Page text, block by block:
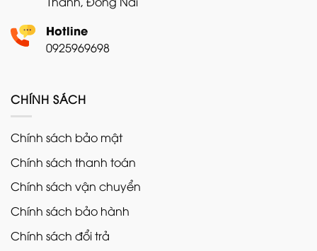
Hotline
0925969698
CHÍNH SÁCH
Chính sách bảo mật
Chính sách thanh toán
Chính sách vận chuyển
Chính sách bảo hành
Chính sách đổi trả